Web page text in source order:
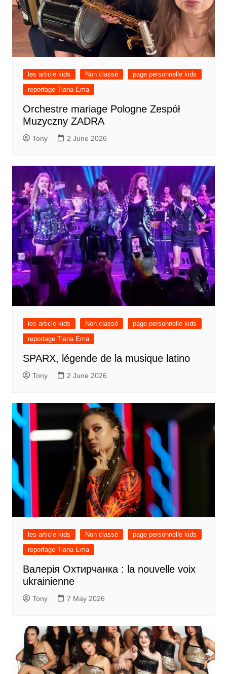
les article kids Non classé
page personnelle kids
reportage Tiana Ema
Orchestre mariage Pologne Zespół
Muzyczny ZADRA
Tony 2 June 2026
les article kids Non classé
page personnelle kids
reportage Tiana Ema
SPARX, légende de la musique latino
Tony 2 June 2026
les article kids Non classé
page personnelle kids
reportage Tiana Ema
Валерія Охтирчанка : la nouvelle voix
ukrainienne
Tony 7 May 2026